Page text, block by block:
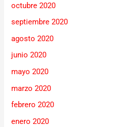
octubre 2020
septiembre 2020
agosto 2020
junio 2020
mayo 2020
marzo 2020
febrero 2020
enero 2020